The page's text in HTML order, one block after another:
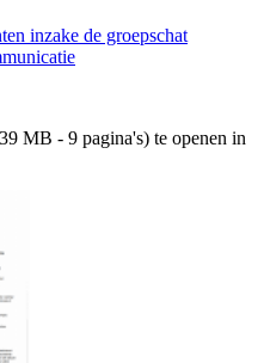
inzake de groepschat
MB - 9 pagina's) te openen in